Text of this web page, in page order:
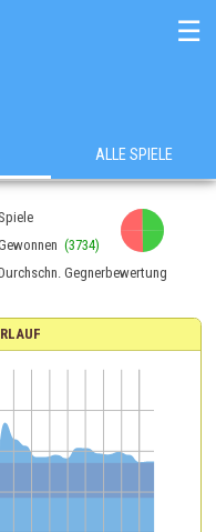
☰
ALLE SPIELE
Spiele
(3734)
Gegnerbewertung